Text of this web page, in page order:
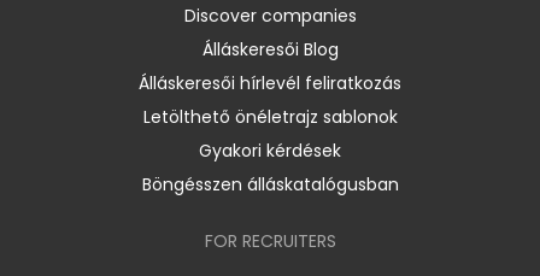
Discover companies
Álláskeresői Blog
Álláskeresői hírlevél feliratkozás
Letölthető önéletrajz sablonok
Gyakori kérdések
Böngésszen álláskatalógusban
FOR RECRUITERS